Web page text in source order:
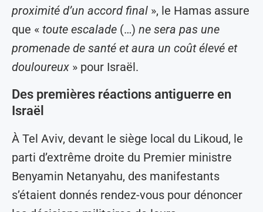
proximité d’un accord final », le Hamas assure
que « toute escalade (…) ne sera pas une
promenade de santé et aura un coût élevé et
douloureux » pour Israël.
Des premières réactions antiguerre en
Israël
À Tel Aviv, devant le siège local du Likoud, le
parti d’extrême droite du Premier ministre
Benyamin Netanyahu, des manifestants
s’étaient donnés rendez-vous pour dénoncer